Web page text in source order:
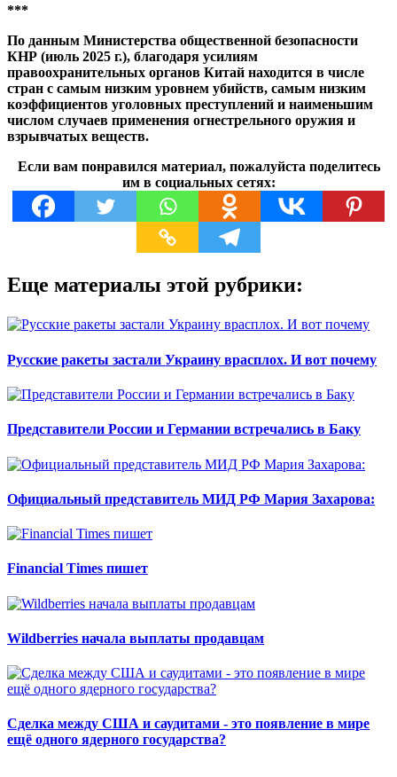
***
По данным Министерства общественной безопасности
КНР (июль 2025 г.), благодаря усилиям
правоохранительных органов Китай находится в числе
стран с самым низким уровнем убийств, самым низким
коэффициентов уголовных преступлений и наименьшим
числом случаев применения огнестрельного оружия и
взрывчатых веществ.
Если вам понравился материал, пожалуйста поделитесь
им в социальных сетях:
Еще материалы этой рубрики:
Русские ракеты застали Украину врасплох. И вот почему
Представители России и Германии встречались в Баку
Официальный представитель МИД РФ Мария Захарова:
Financial Times пишет
Wildberries начала выплаты продавцам
Сделка между США и саудитами - это появление в мире
ещё одного ядерного государства?